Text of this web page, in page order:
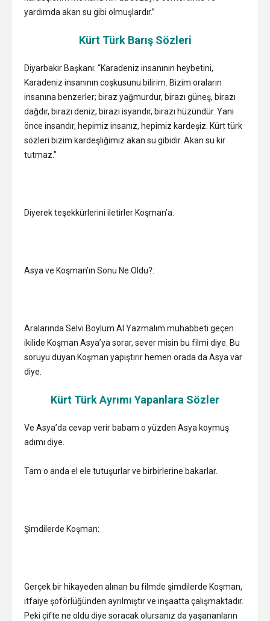
yardımda akan su gibi olmuşlardır.”
Kürt Türk Barış Sözleri
Diyarbakır Başkanı: “Karadeniz insanının heybetini,
Karadeniz insanının coşkusunu bilirim. Bizim oraların
insanına benzerler; biraz yağmurdur, birazı güneş, birazı
dağdır, birazı deniz, birazı isyandır, birazı hüzündür. Yani
önce insandır, hepimiz insanız, hepimiz kardeşiz. Kürt türk
sözleri bizim kardeşliğimiz akan su gibidir. Akan su kir
tutmaz.”
Diyerek teşekkürlerini iletirler Koşman’a.
Asya ve Koşman’ın Sonu Ne Oldu?:
Aralarında Selvi Boylum Al Yazmalım muhabbeti geçen
ikilide Koşman Asya’ya sorar, sever misin bu filmi diye. Bu
soruyu duyan Koşman yapıştırır hemen orada da Asya var
diye.
Kürt Türk Ayrımı Yapanlara Sözler
Ve Asya’da cevap verir babam o yüzden Asya koymuş
adımı diye.
Tam o anda el ele tutuşurlar ve birbirlerine bakarlar.
Şimdilerde Koşman:
Gerçek bir hikayeden alınan bu filmde şimdilerde Koşman,
itfaiye şoförlüğünden ayrılmıştır ve inşaatta çalışmaktadır.
Peki çifte ne oldu diye soracak olursanız da yaşananların